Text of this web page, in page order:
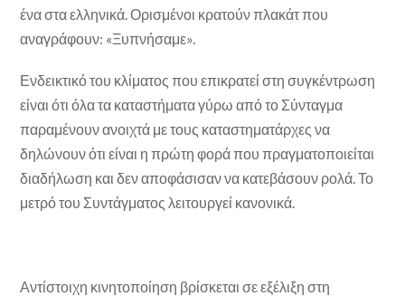
ένα στα ελληνικά. Ορισμένοι κρατούν πλακάτ που
αναγράφουν: «Ξυπνήσαμε».
Ενδεικτικό του κλίματος που επικρατεί στη συγκέντρωση
είναι ότι όλα τα καταστήματα γύρω από το Σύνταγμα
παραμένουν ανοιχτά με τους καταστηματάρχες να
δηλώνουν ότι είναι η πρώτη φορά που πραγματοποιείται
διαδήλωση και δεν αποφάσισαν να κατεβάσουν ρολά. Το
μετρό του Συντάγματος λειτουργεί κανονικά.
Αντίστοιχη κινητοποίηση βρίσκεται σε εξέλιξη στη